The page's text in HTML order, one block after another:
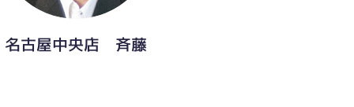
名古屋中央店 斉藤